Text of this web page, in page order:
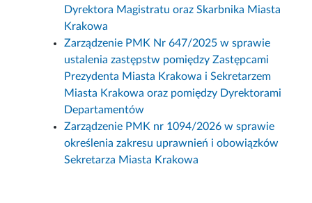
Dyrektora Magistratu oraz Skarbnika Miasta
Krakowa
Zarządzenie PMK Nr 647/2025 w sprawie
ustalenia zastępstw pomiędzy Zastępcami
Prezydenta Miasta Krakowa i Sekretarzem
Miasta Krakowa oraz pomiędzy Dyrektorami
Departamentów
Zarządzenie PMK nr 1094/2026 w sprawie
określenia zakresu uprawnień i obowiązków
Sekretarza Miasta Krakowa